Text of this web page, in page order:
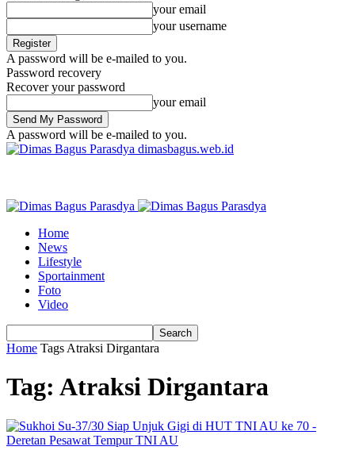
your email
your username
A password will be e-mailed to you.
Password recovery
Recover your password
your email
A password will be e-mailed to you.
dimasbagus.web.id
Home
News
Lifestyle
Sportainment
Foto
Video
Home Tags Atraksi Dirgantara
Tag: Atraksi Dirgantara